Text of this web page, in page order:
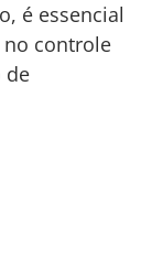
é essencial
no controle
de